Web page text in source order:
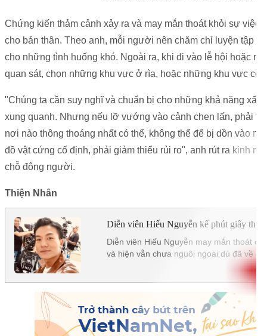
Chứng kiến thảm cảnh xảy ra và may mắn thoát khỏi sự việc
cho bản thân. Theo anh, mỗi người nên chăm chỉ luyện tập
cho những tình huống khó. Ngoài ra, khi đi vào lễ hội hoặc
quan sát, chọn những khu vực ở rìa, hoặc những khu vực có
"Chúng ta cần suy nghĩ và chuẩn bị cho những khả năng
xung quanh. Nhưng nếu lỡ vướng vào cảnh chen lấn, phải
nơi nào thông thoáng nhất có thể, không thể để bị dồn vào
đồ vật cứng cố định, phải giảm thiểu rủi ro", anh rút ra kinh
chỗ đông người.
Thiện Nhân
Diễn viên Hiếu Nguyễn kể phút giây
Diễn viên Hiếu Nguyễn may mắn thoát
và hiện vẫn chưa nguôi ngoai dù đã về